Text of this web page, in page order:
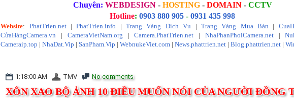
Chuyên: WEBDESIGN - HOSTING - DOMAIN - CCTV
Hotline:0903 880 905 -0931 435 998
Website: PhatTrien.net|PhatTrien.info |Trang Vàng Dịch Vụ | Trang Vàng Mua Bán |
CửaHàngCamera.vn | CameraVietNam.org |Camera.PhatTrien.net | NhaPhanPhoiCamera.net|
Cameraip.top |NhaDat.Vip |SanPham.Vip |WebnukeViet.com |News.phattrien.net |Blog.phattrien.net |
1:18:00 AM TMV No comments
XÔN XAO BỘ ẢNH 10 ĐIỀU MUỐN NÓI CỦA NGƯỜI ĐỒNG